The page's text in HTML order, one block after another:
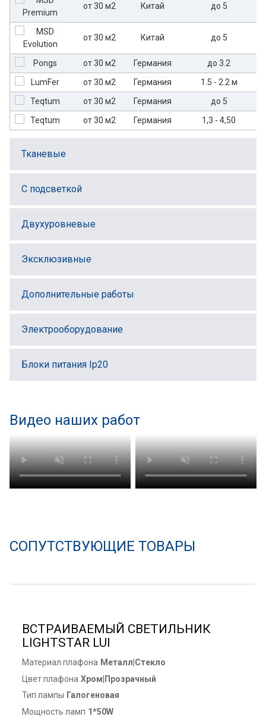
от 30 м2 Китай до 5
от 30 м2 Китай до 5
от 30 м2 Германия
до 3.2
от 30 м2
Германия
1.5 - 2.2 м
от 30 м2
Германия
до 5
от 30 м2
Германия 1,3 - 4,50
Тканевые
С подсветкой
Двухуровневые
Эксклюзивные
Дополнительные работы
Электрооборудование
Блоки питания Ip20
Видео наших работ
СОПУТСТВУЮЩИЕ ТОВАРЫ
ВСТРАИВАЕМЫЙ СВЕТИЛЬНИК
LIGHTSTAR LUI
Материал плафона Металл|Стекло
Цвет плафона Хром|Прозрачный
Тип лампы Галогеновая
Мощность ламп 1*50W